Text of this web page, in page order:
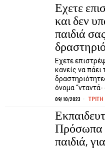
Εχετε
και δεν
παιδιά
Εχετε
κανείς να πάει
όνομα “νταντά-
09/10/2023
Πρόσωπα
παιδιά,